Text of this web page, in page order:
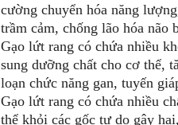
cường chuyển hóa năng
trầm cảm, chống lão hóa não
Gạo lứt rang có chứa nhiều
sung dưỡng chất cho cơ thể,
loạn chức năng gan, tuyến
Gạo lứt rang có chứa nhiều
thể khỏi các gốc tự do gây